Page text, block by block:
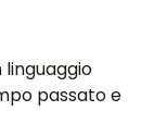
passato e